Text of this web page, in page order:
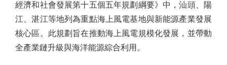
經濟和社會發展第十五個五年規劃綱要》中，汕頭、陽
江、湛江等地列為重點海上風電基地與新能源產業發展
核心區。此規劃旨在推動海上風電規模化發展，並帶動
全產業鏈升級與海洋能源綜合利用。